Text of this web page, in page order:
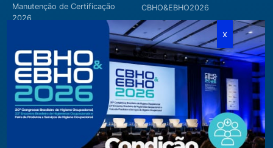
Manutenção de Certificação
2026
CBHO&EBHO2026
Cursos Modulares
Eventos Apoiados
Eventos Regionais
Loja